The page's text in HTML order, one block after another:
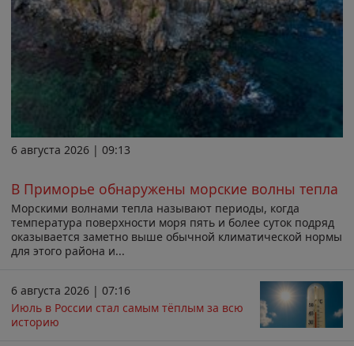
6 августа 2026 | 09:13
В Приморье обнаружены морские волны тепла
Морскими волнами тепла называют периоды, когда
температура поверхности моря пять и более суток подряд
оказывается заметно выше обычной климатической нормы
для этого района и...
6 августа 2026 | 07:16
Июль в России стал самым тёплым за всю
историю